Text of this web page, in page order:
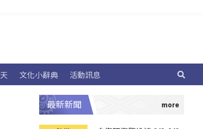
文化小辭典 活動訊息
最新新聞